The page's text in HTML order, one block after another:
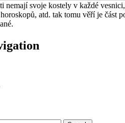
nemají svoje kostely v každé
atd. tak tomu věří je část